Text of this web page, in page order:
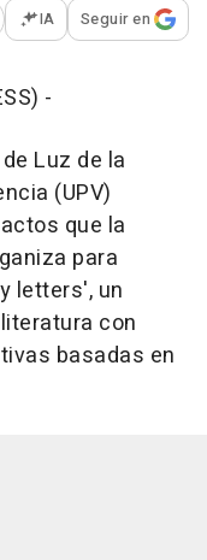
opciones para
IA Seguir en
-
Luz de la
(UPV)
que la
para
letters', un
con
basadas en